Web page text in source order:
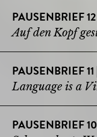
PAUSENBRIEF 12
Auf den Kopf
PAUSENBRIEF 11
Language is a
PAUSENBRIEF 10